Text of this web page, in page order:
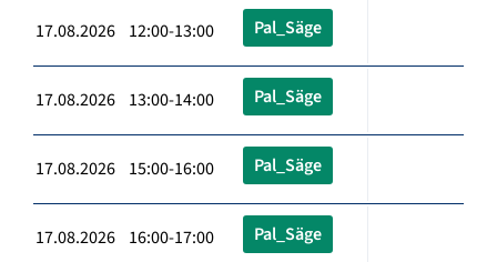
17.08.2026 12:00-13:00 Pal_Säge
17.08.2026 13:00-14:00 Pal_Säge
17.08.2026 15:00-16:00 Pal_Säge
17.08.2026 16:00-17:00 Pal_Säge